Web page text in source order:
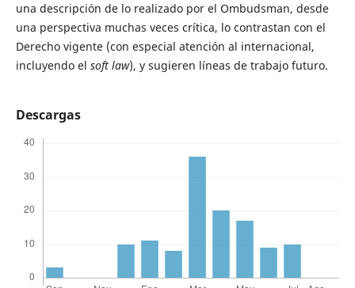
una descripción de lo realizado por el Ombudsman, desde
una perspectiva muchas veces crítica, lo contrastan con el
Derecho vigente (con especial atención al internacional,
incluyendo el soft law), y sugieren líneas de trabajo futuro.
Descargas